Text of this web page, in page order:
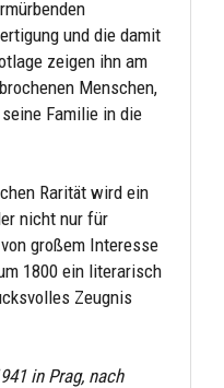
und die damit
zeigen ihn am
Menschen,
Familie in die
Rarität wird ein
nicht nur für
großem Interesse
1800 ein literarisch
Zeugnis
in Prag, nach